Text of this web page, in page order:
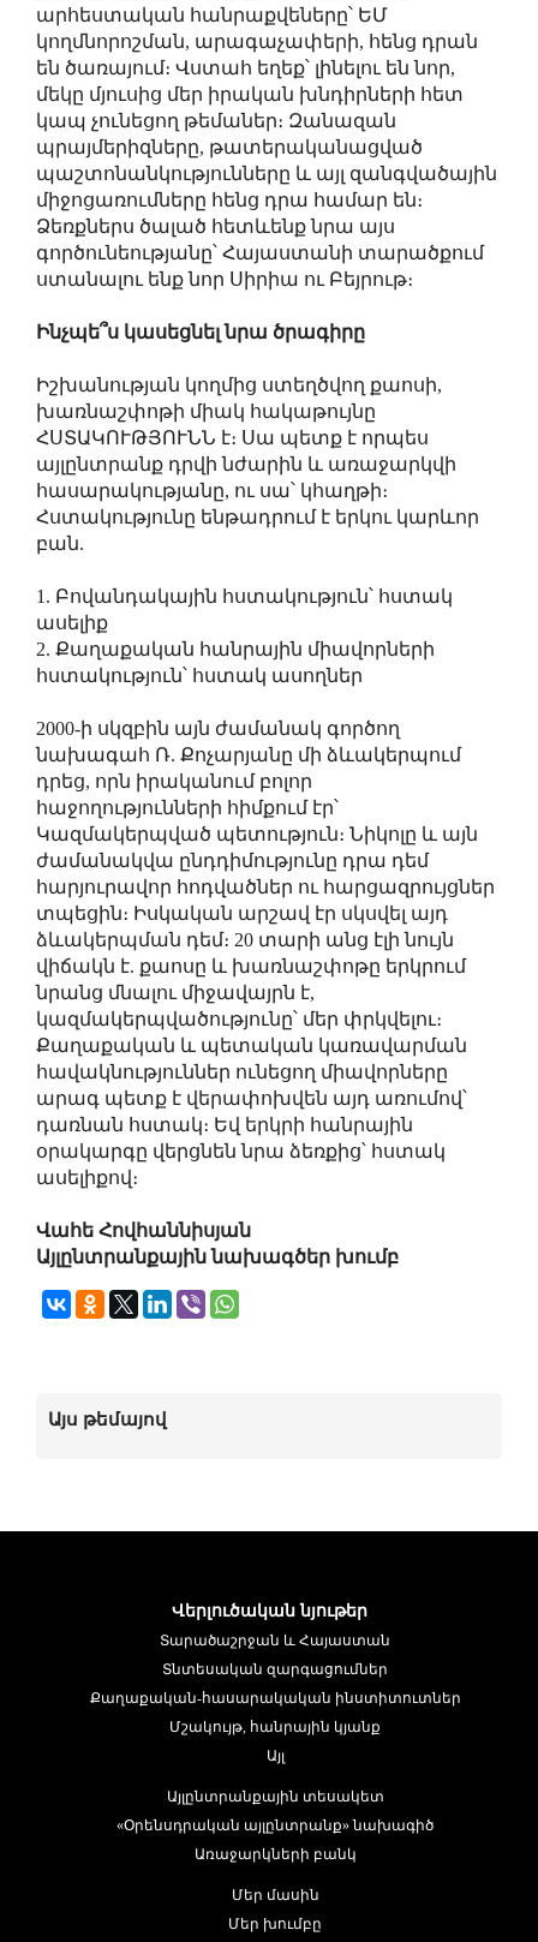
արհեստական հանրաքվեները՝ ԵՄ
կողմնորոշման, արագաչափերի, հենց դրան
են ծառայում։ Վստահ եղեք՝ լինելու են նոր,
մեկը մյուսից մեր իրական խնդիրների հետ
կապ չունեցող թեմաներ։ Զանազան
պրայմերիզները, թատերականացված
պաշտոնանկությունները և այլ զանգվածային
միջոցառումները հենց դրա համար են։
Ձեռքներս ծալած հետևենք նրա այս
գործունեությանը՝ Հայաստանի տարածքում
ստանալու ենք նոր Սիրիա ու Բեյրութ։
Ինչպե՞ս կասեցնել նրա ծրագիրը
Իշխանության կողմից ստեղծվող քաոսի,
խառնաշփոթի միակ հակաթույնը
ՀՍՏԱԿՈՒԹՅՈՒՆՆ է։ Սա պետք է որպես
այլընտրանք դրվի նժարին և առաջարկվի
հասարակությանը, ու սա՝ կհաղթի։
Հստակությունը ենթադրում է երկու կարևոր
բան.
1. Բովանդակային հստակություն՝ հստակ
ասելիք
2. Քաղաքական հանրային միավորների
հստակություն՝ հստակ ասողներ
2000-ի սկզբին այն ժամանակ գործող
նախագահ Ռ. Քոչարյանը մի ձևակերպում
դրեց, որն իրականում բոլոր
հաջողությունների հիմքում էր՝
Կազմակերպված պետություն։ Նիկոլը և այն
ժամանակվա ընդդիմությունը դրա դեմ
հարյուրավոր հոդվածներ ու հարցազրույցներ
տպեցին։ Իսկական արշավ էր սկսվել այդ
ձևակերպման դեմ։ 20 տարի անց էլի նույն
վիճակն է. քաոսը և խառնաշփոթը երկրում
նրանց մնալու միջավայրն է,
կազմակերպվածությունը՝ մեր փրկվելու։
Քաղաքական և պետական կառավարման
հավակնություններ ունեցող միավորները
արագ պետք է վերափոխվեն այդ առումով՝
դառնան հստակ։ Եվ երկրի հանրային
օրակարգը վերցնեն նրա ձեռքից՝ հստակ
ասելիքով։
Վահե Հովհաննիսյան
Այլընտրանքային նախագծեր խումբ
Այս թեմայով
Վերլուծական նյութեր
Տարածաշրջան և Հայաստան
Տնտեսական զարգացումներ
Քաղաքական-հասարակական ինստիտուտներ
Մշակույթ, հանրային կյանք
Այլ
Այլընտրանքային տեսակետ
«Օրենսդրական այլընտրանք» նախագիծ
Առաջարկների բանկ
Մեր մասին
Մեր խումբը